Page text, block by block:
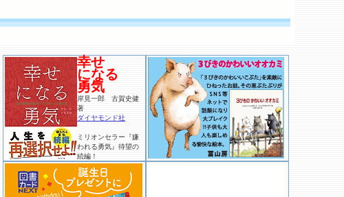
幸せ
になる
勇気
岸見一郎 古賀史健
著
ダイヤモンド社
ミリオンセラー『嫌
われる勇気』待望の
続編！